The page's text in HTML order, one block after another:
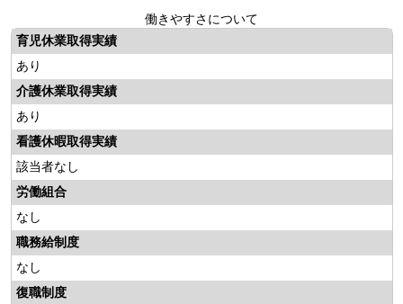
働きやすさについて
育児休業取得実績
あり
介護休業取得実績
あり
看護休暇取得実績
該当者なし
労働組合
なし
職務給制度
なし
復職制度